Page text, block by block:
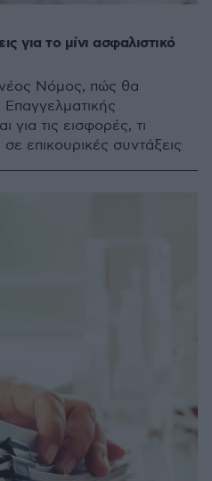
για το μίνι ασφαλιστικό
Νόμος, πώς θα
για τις εισφορές, τι
επικουρικές συντάξεις